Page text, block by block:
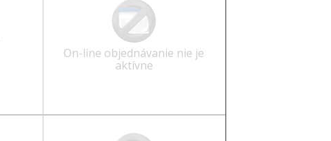
On-line objednávanie nie je
aktívne